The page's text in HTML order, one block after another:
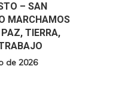
– SAN
MARCHAMOS
TIERRA,
de 2026